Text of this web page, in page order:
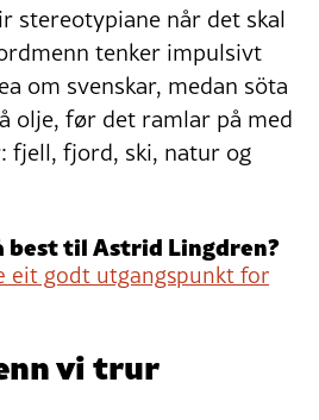
stereotypiane når det skal
tenker impulsivt
om svenskar, medan söta
olje, før det ramlar på med
fjell, fjord, ski, natur og
best til Astrid Lingdren?
eit godt utgangspunkt for
vi trur